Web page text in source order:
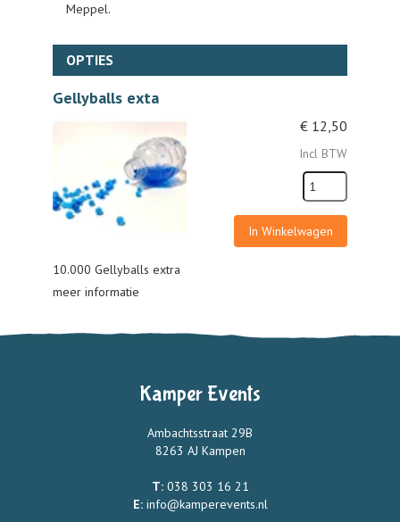
Meppel.
OPTIES
Gellyballs exta
€ 12,50
Incl BTW
In Winkelwagen
10.000 Gellyballs extra
meer informatie
Kamper Events
Ambachtsstraat 29B
8263 AJ Kampen
T: 038 303 16 21
E: info@kamperevents.nl